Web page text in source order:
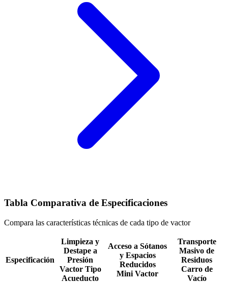
Tabla Comparativa de Especificaciones
Compara las características técnicas de cada tipo de vactor
Especificación
Limpieza y
Destape a
Presión
Vactor Tipo
Acueducto
Acceso a Sótanos
y Espacios
Reducidos
Mini Vactor
Transporte
Masivo de
Residuos
Carro de
Vacío